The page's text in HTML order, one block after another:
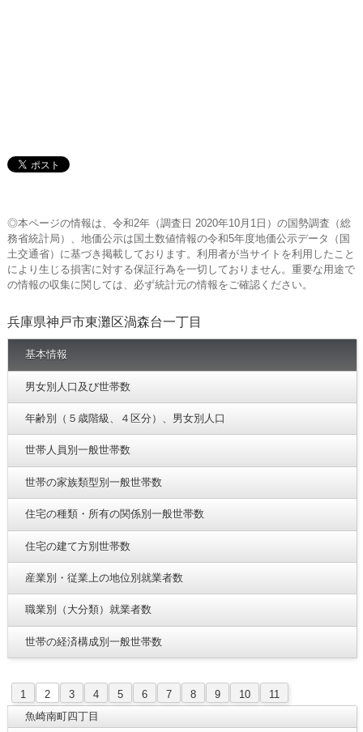
◎本ページの情報は、令和2年（調査日 2020年10月1日）の国勢調査（総
務省統計局）、地価公示は国土数値情報の令和5年度地価公示データ（国
土交通省）に基づき掲載しております。利用者が当サイトを利用したこと
により生じる損害に対する保証行為を一切しておりません。重要な用途で
の情報の収集に関しては、必ず統計元の情報をご確認ください。
兵庫県神戸市東灘区渦森台一丁目
基本情報
男女別人口及び世帯数
年齢別（５歳階級、４区分）、男女別人口
世帯人員別一般世帯数
世帯の家族類型別一般世帯数
住宅の種類・所有の関係別一般世帯数
住宅の建て方別世帯数
産業別・従業上の地位別就業者数
職業別（大分類）就業者数
世帯の経済構成別一般世帯数
1 2 3 4 5 6 7 8 9 10
11
魚崎南町四丁目